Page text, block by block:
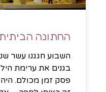
החתונה
השבוע חגגנו עשר
בגנים את ערימת
פסק זמן מכולם.